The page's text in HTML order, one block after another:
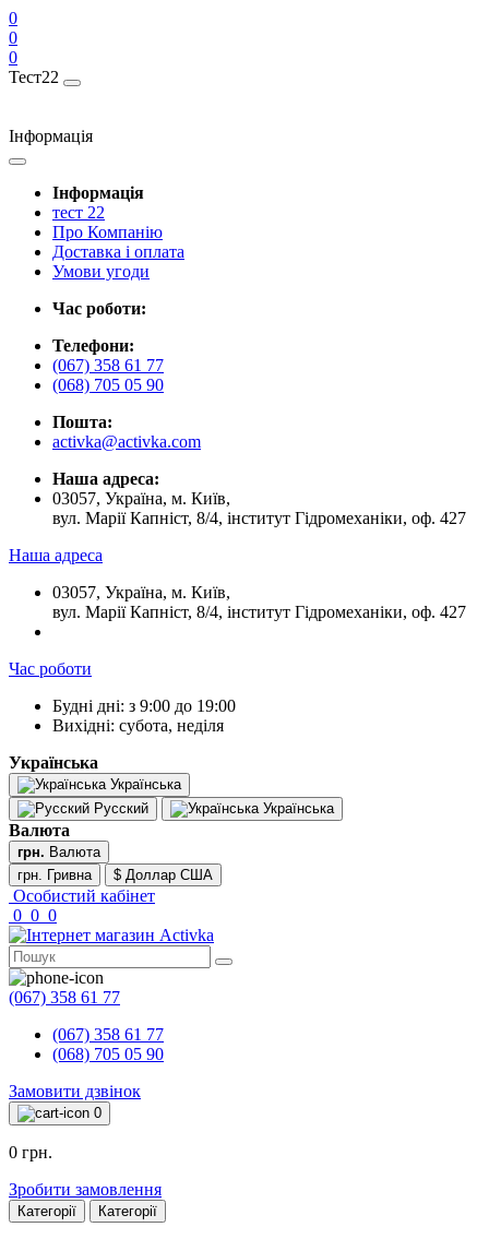
0
0
0
Тест22
Інформація
Інформація
тест 22
Про Компанію
Доставка і оплата
Умови угоди
Час роботи:
Телефони:
(067) 358 61 77
(068) 705 05 90
Пошта:
activka@activka.com
Наша адреса:
03057, Україна, м. Київ,
вул. Марії Капніст, 8/4, інститут Гідромеханіки, оф. 427
Наша адреса
03057, Україна, м. Київ,
вул. Марії Капніст, 8/4, інститут Гідромеханіки, оф. 427
Час роботи
Будні дні: з 9:00 до 19:00
Вихідні: субота, неділя
Українська
Українська
Русский
Українська
Валюта
грн. Валюта
грн. Гривна
$ Доллар США
Особистий кабінет
0 0 0
(067) 358 61 77
(067) 358 61 77
(068) 705 05 90
Замовити дзвінок
0
0 грн.
Зробити замовлення
Категорії Категорії